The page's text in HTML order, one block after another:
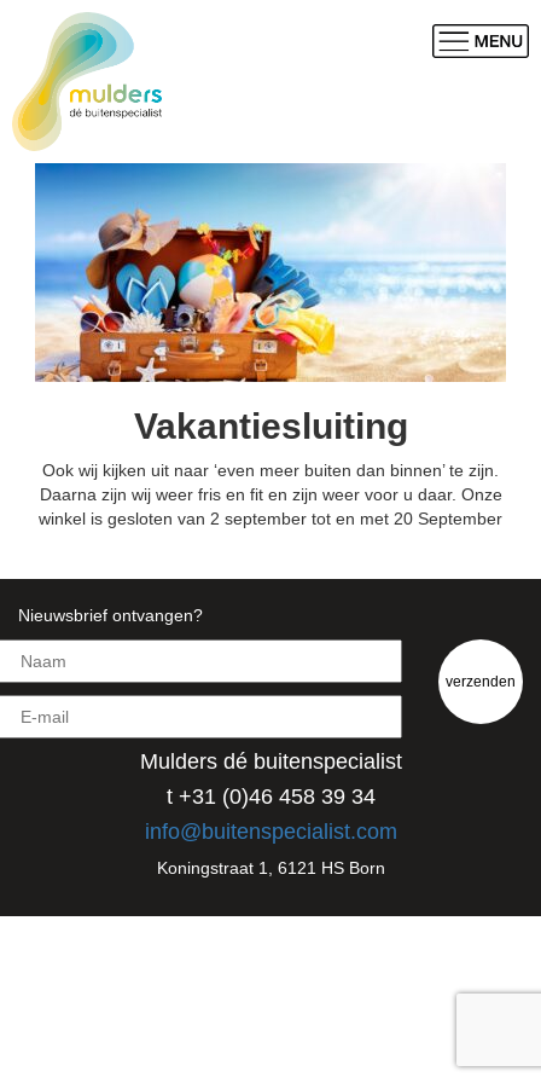
Vakantiesluiting
Ook wij kijken uit naar ‘even meer buiten dan binnen’ te zijn.
Daarna zijn wij weer fris en fit en zijn weer voor u daar. Onze
winkel is gesloten van 2 september tot en met 20 September
Nieuwsbrief ontvangen?
Mulders dé buitenspecialist
t +31 (0)46 458 39 34
info@buitenspecialist.com
Koningstraat 1, 6121 HS Born